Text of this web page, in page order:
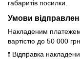
габаритів посилки.
Умови
Накладеним
вартістю до 50 000 грн.
❗ Відправка